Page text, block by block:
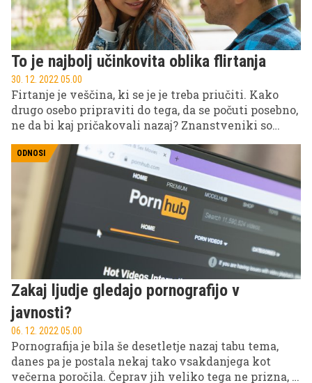
To je najbolj učinkovita oblika flirtanja
30. 12. 2022 05.00
Firtanje je veščina, ki se je je treba priučiti. Kako
drugo osebo pripraviti do tega, da se počuti posebno,
ne da bi kaj pričakovali nazaj? Znanstveniki so
ODNOSI
Zakaj ljudje gledajo pornografijo v
javnosti?
06. 12. 2022 05.00
Pornografija je bila še desetletje nazaj tabu tema,
danes pa je postala nekaj tako vsakdanjega kot
večerna poročila. Čeprav jih veliko tega ne prizna, je